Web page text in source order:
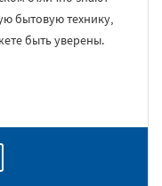
бытовую технику,
быть уверены.